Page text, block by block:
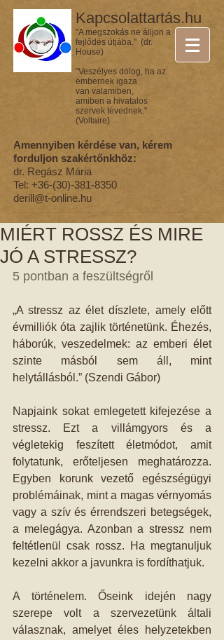
Kapcsolattartás.hu
"A megszokás ne álljon a
fejlődés útjába." (dr.
House)
"Veszélyes dolog, ha az
embernek igaza
van valamiben,
amiben a hivatalos
szervek tévednek."
(Voltaire)
Amennyiben kérdése van, kérem
forduljon szakértőnkhöz:
dr. Regász Mária
Tel: +36-(30)-381-8350
derill@t-online.hu
MIÉRT ROSSZ ÉS MIRE
JÓ A STRESSZ?
5 pontban a feszültségről
„A stressz az élet díszlete, amely előtt
évmilliók óta zajlik történetünk. Éhezés,
háborúk, veszedelmek: az emberi élet
szinte másból sem áll, mint
helytállásból.” (Szendi Gábor)
Napjaink sokat emlegetett kifejezése a
stressz. Ezt a villámgyors és a
végletekig feszített életmódot, amit
folytatunk, erőteljesen meghatározza.
Egyben korunk vezető egészségügyi
problémáinak, mint a magas vérnyomás
vagy a szív és érrendszeri betegségek,
a melegágya. Azonban a stressz nem
feltétlenül csak rossz. Ha megtanuljuk
kezelni akkor a javunkra is fordíthatjuk.
A történelem. Őseink idején nagy
szerepe volt a szervezetünk általi
válasznak, amelyet éles helyzetekben